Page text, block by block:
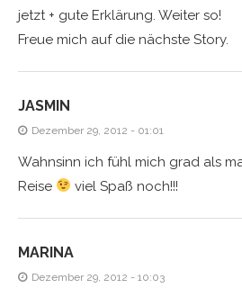
jetzt + gute Erklärung. Weiter so!
Freue mich auf die nächste Story.
JASMIN
Dezember 29, 2012 - 01:01
Wahnsinn ich fühl mich grad als
Reise
viel Spaß noch!!!
MARINA
Dezember 29, 2012 - 10:03